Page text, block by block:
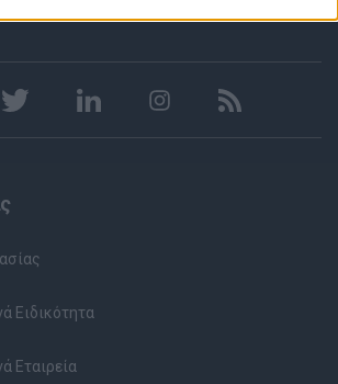
Ειδικότητα
Εταιρεία